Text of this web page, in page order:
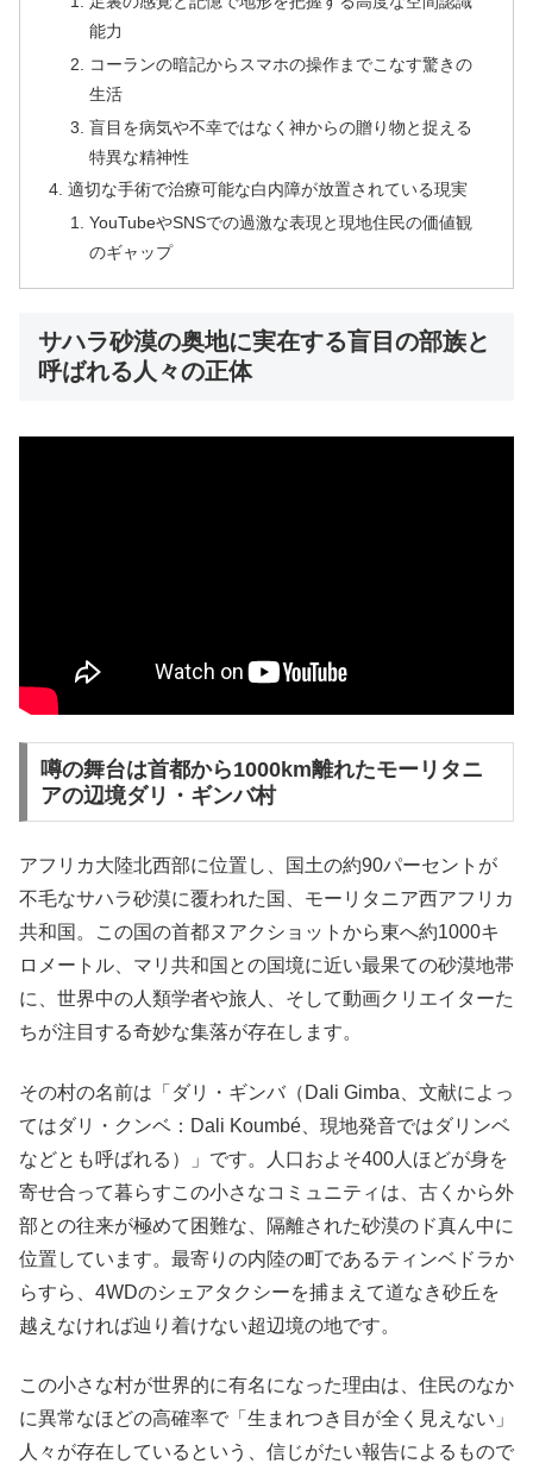
能力
コーランの暗記からスマホの操作までこなす驚きの
生活
盲目を病気や不幸ではなく神からの贈り物と捉える
特異な精神性
適切な手術で治療可能な白内障が放置されている現実
YouTubeやSNSでの過激な表現と現地住民の価値観
のギャップ
サハラ砂漠の奥地に実在する盲目の部族と
呼ばれる人々の正体
噂の舞台は首都から1000km離れたモーリタニ
アの辺境ダリ・ギンバ村
アフリカ大陸北西部に位置し、国土の約90パーセントが
不毛なサハラ砂漠に覆われた国、モーリタニア西アフリカ
共和国。この国の首都ヌアクショットから東へ約1000キ
ロメートル、マリ共和国との国境に近い最果ての砂漠地帯
に、世界中の人類学者や旅人、そして動画クリエイターた
ちが注目する奇妙な集落が存在します。
その村の名前は「ダリ・ギンバ（Dali Gimba、文献によっ
てはダリ・クンベ：Dali Koumbé、現地発音ではダリンベ
などとも呼ばれる）」です。人口およそ400人ほどが身を
寄せ合って暮らすこの小さなコミュニティは、古くから外
部との往来が極めて困難な、隔離された砂漠のド真ん中に
位置しています。最寄りの内陸の町であるティンベドラか
らすら、4WDのシェアタクシーを捕まえて道なき砂丘を
越えなければ辿り着けない超辺境の地です。
この小さな村が世界的に有名になった理由は、住民のなか
に異常なほどの高確率で「生まれつき目が全く見えない」
人々が存在しているという、信じがたい報告によるもので